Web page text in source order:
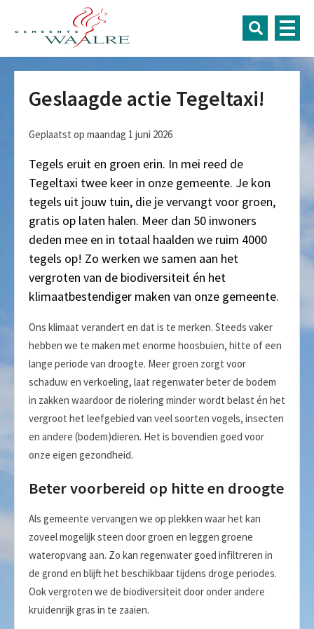
Geslaagde actie Tegeltaxi!
Geplaatst op maandag 1 juni 2026
Tegels eruit en groen erin. In mei reed de
Tegeltaxi twee keer in onze gemeente. Je kon
tegels uit jouw tuin, die je vervangt voor groen,
gratis op laten halen. Meer dan 50 inwoners
deden mee en in totaal haalden we ruim 4000
tegels op! Zo werken we samen aan het
vergroten van de biodiversiteit én het
klimaatbestendiger maken van onze gemeente.
Ons klimaat verandert en dat is te merken. Steeds vaker
hebben we te maken met enorme hoosbuien, hitte of een
lange periode van droogte. Meer groen zorgt voor
schaduw en verkoeling, laat regenwater beter de bodem
in zakken waardoor de riolering minder wordt belast én het
vergroot het leefgebied van veel soorten vogels, insecten
en andere (bodem)dieren. Het is bovendien goed voor
onze eigen gezondheid.
Beter voorbereid op hitte en droogte
Als gemeente vervangen we op plekken waar het kan
zoveel mogelijk steen door groen en leggen groene
wateropvang aan. Zo kan regenwater goed infiltreren in
de grond en blijft het beschikbaar tijdens droge periodes.
Ook vergroten we de biodiversiteit door onder andere
kruidenrijk gras in te zaaien.